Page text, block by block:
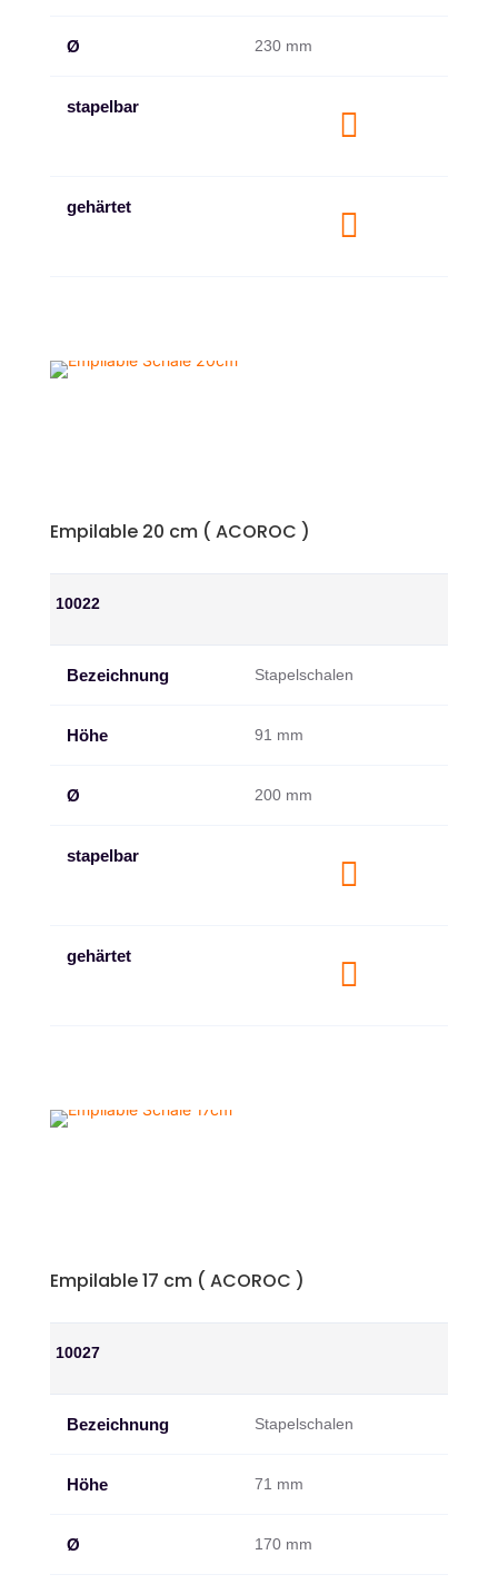
Ø 230 mm
stapelbar

gehärtet

Empilable 20 cm ( ACOROC )
10022
Bezeichnung Stapelschalen
Höhe 91 mm
Ø 200 mm
stapelbar

gehärtet

Empilable 17 cm ( ACOROC )
10027
Bezeichnung Stapelschalen
Höhe 71 mm
Ø 170 mm